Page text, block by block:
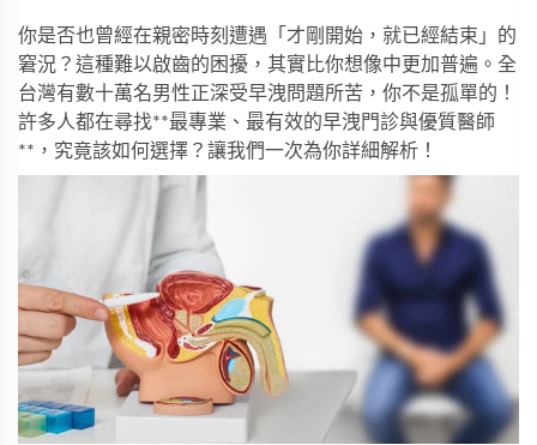
你是否也曾經在親密時刻遭遇「才剛開始，就已經結束」的
窘況？這種難以啟齒的困擾，其實比你想像中更加普遍。全
台灣有數十萬名男性正深受早洩問題所苦，你不是孤單的！
許多人都在尋找**最專業、最有效的早洩門診與優質醫師
**，究竟該如何選擇？讓我們一次為你詳細解析！